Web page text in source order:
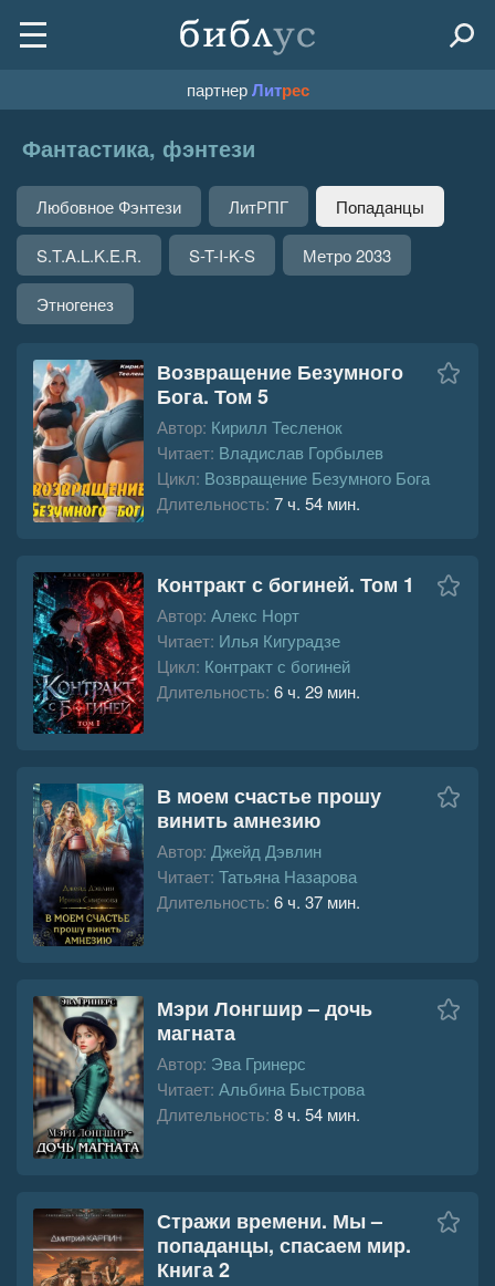
партнерЛитрес
Фантастика, фэнтези
Любовное Фэнтези ЛитРПГ Попаданцы
S.T.A.L.K.E.R. S-T-I-K-S Метро 2033
Этногенез
Возвращение Безумного
Бога. Том 5
Автор: Кирилл Тесленок
Читает: Владислав Горбылев
Цикл: Возвращение Безумного Бога
Длительность: 7 ч. 54 мин.
Контракт с богиней. Том 1
Автор: Алекс Норт
Читает: Илья Кигурадзе
Цикл: Контракт с богиней
Длительность: 6 ч. 29 мин.
В моем счастье прошу
винить амнезию
Автор: Джейд Дэвлин
Читает: Татьяна Назарова
Длительность: 6 ч. 37 мин.
Мэри Лонгшир – дочь
магната
Автор: Эва Гринерс
Читает: Альбина Быстрова
Длительность: 8 ч. 54 мин.
Стражи времени. Мы –
попаданцы, спасаем мир.
Книга 2